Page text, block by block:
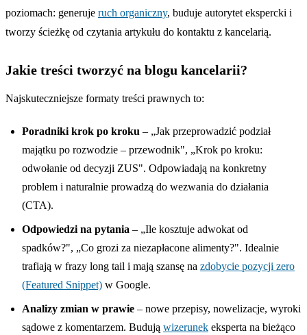
poziomach: generuje ruch organiczny, buduje autorytet ekspercki i
tworzy ścieżkę od czytania artykułu do kontaktu z kancelarią.
Jakie treści tworzyć na blogu kancelarii?
Najskuteczniejsze formaty treści prawnych to:
Poradniki krok po kroku – „Jak przeprowadzić podział
majątku po rozwodzie – przewodnik", „Krok po kroku:
odwołanie od decyzji ZUS". Odpowiadają na konkretny
problem i naturalnie prowadzą do wezwania do działania
(CTA).
Odpowiedzi na pytania – „Ile kosztuje adwokat od
spadków?", „Co grozi za niezapłacone alimenty?". Idealnie
trafiają w frazy long tail i mają szansę na zdobycie pozycji zero
(Featured Snippet) w Google.
Analizy zmian w prawie – nowe przepisy, nowelizacje, wyroki
sądowe z komentarzem. Budują wizerunek eksperta na bieżąco